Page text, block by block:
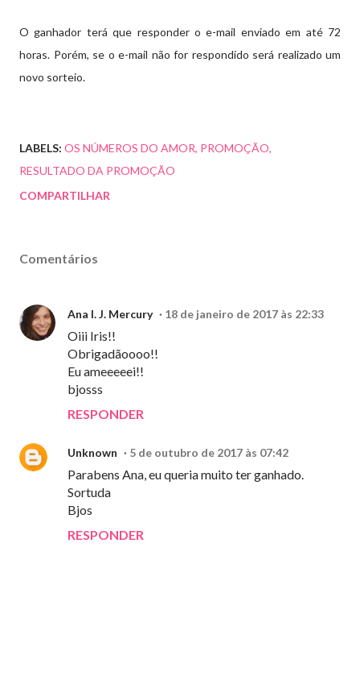
O ganhador terá que responder o e-mail enviado em até 72
horas. Porém, se o e-mail não for respondido será realizado um
novo sorteio.
LABELS: OS NÚMEROS DO AMOR PROMOÇÃO
RESULTADO DA PROMOÇÃO
COMPARTILHAR
Comentários
Ana I. J. Mercury 18 de janeiro de 2017 às 22:33
Oiii Iris!!
Obrigadãoooo!!
Eu ameeeeei!!
bjosss
RESPONDER
Unknown 5 de outubro de 2017 às 07:42
Parabens Ana, eu queria muito ter ganhado.
Sortuda
Bjos
RESPONDER